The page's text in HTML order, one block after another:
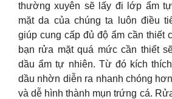
thường xuyên sẽ lấy đi lớp ẩm
mặt da của chúng ta luôn điều
giúp cung cấp đủ độ ẩm cần thiết
bạn rửa mặt quá mức cần thiết
dầu ẩm tự nhiên. Từ đó kích
dầu nhờn diễn ra nhanh chóng
và dễ hình thành mụn trứng cá.